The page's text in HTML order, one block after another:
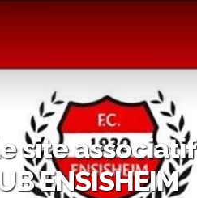
site associatif
ENSISHEIM